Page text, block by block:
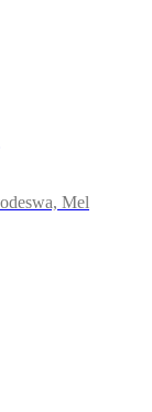
Mel